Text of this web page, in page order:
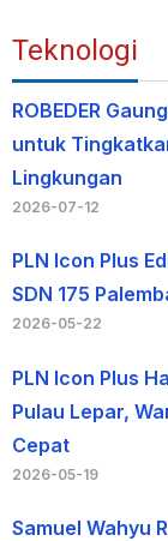
Teknologi
ROBEDER
untuk
Lingkungan
2026-07-12
PLN Icon Plus
SDN 175
2026-05-22
PLN Icon Plus
Pulau Lepar,
Cepat
2026-05-19
Samuel Wahyu